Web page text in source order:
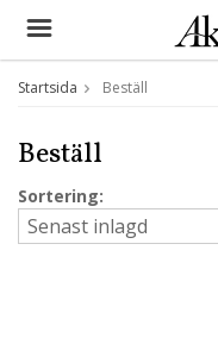
Startsida Beställ
Beställ
Sortering: